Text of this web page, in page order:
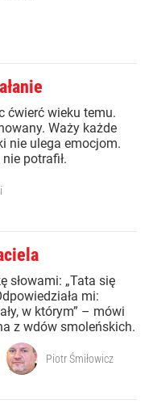
ćwierć wieku temu.
Waży każde
nie ulega emocjom.
potrafił.
słowami: „Tata się
mi:
w którym” – mówi
z wdów smoleńskich.
Piotr Śmiłowicz